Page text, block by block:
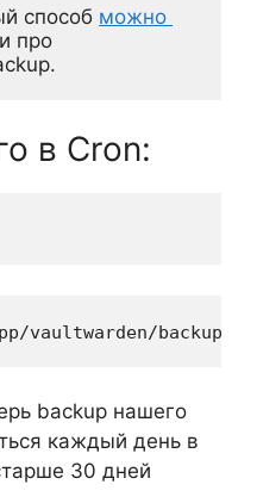
способ можно
про
в Cron:
backup.sh
backup нашего
каждый день в
30 дней